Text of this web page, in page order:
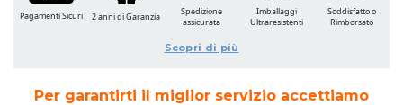
Per garantirti il miglior servizio accettiamo
Pagamenti Sicuri 2 anni di Garanzia
Spedizione
assicurata
Imballaggi
Ultraresistenti
Soddisfatto o
Rimborsato
Scopri di più